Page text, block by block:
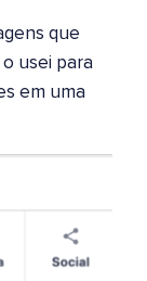
que
usei para
em uma